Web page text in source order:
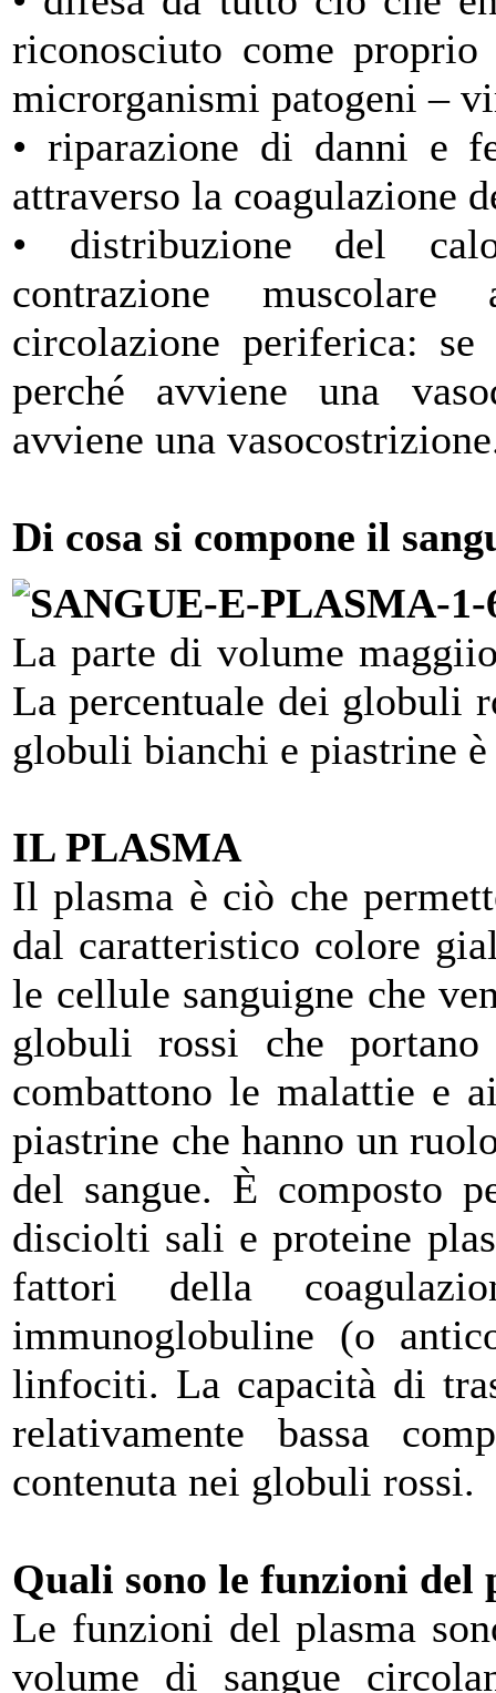
riconosciuto come
microrganismi patogeni –
• riparazione di danni e
attraverso la coagulazione
• distribuzione del
contrazione
circolazione periferica:
perché avviene una
avviene una
Di cosa si compone il
La parte di volume
La percentuale dei globuli
globuli bianchi e piastrine
IL PLASMA
Il plasma è ciò che
dal caratteristico colore
le cellule sanguigne che
globuli rossi che
combattono le malattie e
piastrine che hanno un
del sangue. È composto
disciolti sali e proteine
fattori della
immunoglobuline (o
linfociti. La capacità di
relativamente bassa
contenuta nei globuli rossi.
Quali sono le funzioni del
Le funzioni del plasma
volume di sangue